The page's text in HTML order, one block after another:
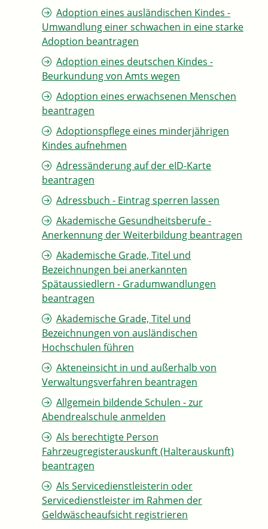
Adoption eines ausländischen Kindes -
Umwandlung einer schwachen in eine starke
Adoption beantragen
Adoption eines deutschen Kindes -
Beurkundung von Amts wegen
Adoption eines erwachsenen Menschen
beantragen
Adoptionspflege eines minderjährigen
Kindes aufnehmen
Adressänderung auf der eID-Karte
beantragen
Adressbuch - Eintrag sperren lassen
Akademische Gesundheitsberufe -
Anerkennung der Weiterbildung beantragen
Akademische Grade, Titel und
Bezeichnungen bei anerkannten
Spätaussiedlern - Gradumwandlungen
beantragen
Akademische Grade, Titel und
Bezeichnungen von ausländischen
Hochschulen führen
Akteneinsicht in und außerhalb von
Verwaltungsverfahren beantragen
Allgemein bildende Schulen - zur
Abendrealschule anmelden
Als berechtigte Person
Fahrzeugregisterauskunft (Halterauskunft)
beantragen
Als Servicedienstleisterin oder
Servicedienstleister im Rahmen der
Geldwäscheaufsicht registrieren